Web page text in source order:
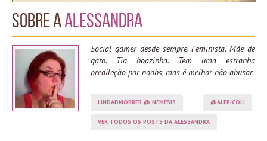
Sobre aAlessandra
Social gamer desde sempre. Feminista. Mãe de
gato. Tia boazinha. Tem uma estranha
predileção por noobs, mas é melhor não abusar.
LINDADMORRER @ NEMESIS @ALEPICOLI
VER TODOS OS POSTS DA ALESSANDRA